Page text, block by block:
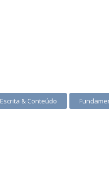
Escrita & Conteúdo